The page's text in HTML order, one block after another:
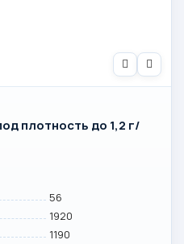
плотность до 1,2 г/
56
1920
1190